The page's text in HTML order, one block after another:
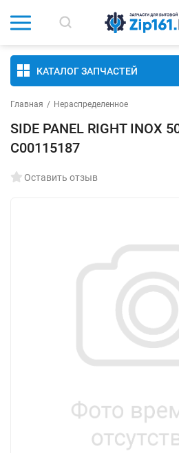
КАТАЛОГ ЗАПЧАСТЕЙ
Главная / Нераспределенное
SIDE PANEL RIGHT INOX
C00115187
Оставить отзыв